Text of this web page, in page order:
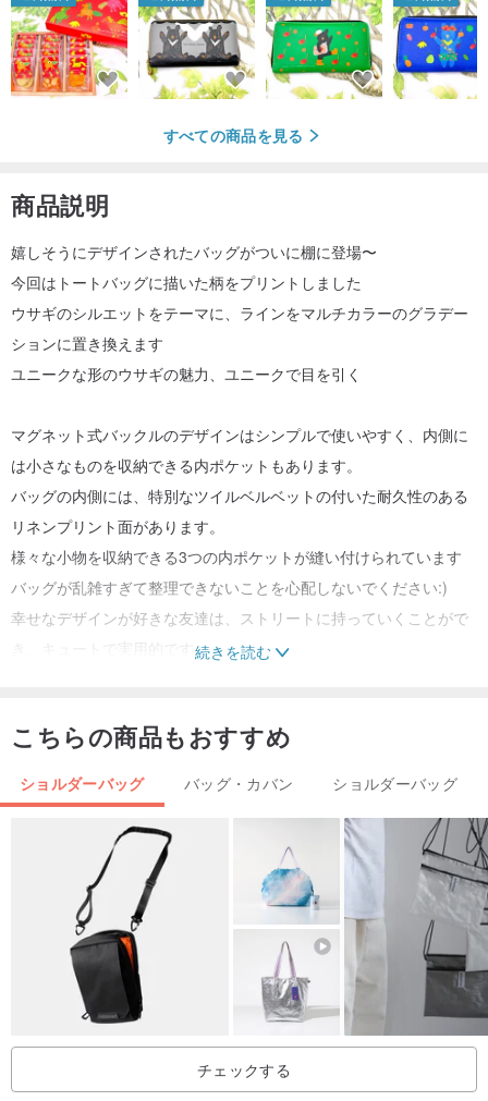
すべての商品を見る
商品説明
嬉しそうにデザインされたバッグがついに棚に登場〜
今回はトートバッグに描いた柄をプリントしました
ウサギのシルエットをテーマに、ラインをマルチカラーのグラデー
ションに置き換えます
ユニークな形のウサギの魅力、ユニークで目を引く
マグネット式バックルのデザインはシンプルで使いやすく、内側に
は小さなものを収納できる内ポケットもあります。
バッグの内側には、特別なツイルベルベットの付いた耐久性のある
リネンプリント面があります。
様々な小物を収納できる3つの内ポケットが縫い付けられています
バッグが乱雑すぎて整理できないことを心配しないでください:)
幸せなデザインが好きな友達は、ストリートに持っていくことがで
き、キュートで実用的です。
★上質なショートベルベットプリント
**本商品は特殊プリントを施しておりますので、同じ商品でもグル
ープごとに多少の違いがある場合がございますが、これは正常で安
心してお買い求めください。
銘柄：Taste Sweety
商品名：いたずらうさぎシルエットトート
製品番号：TBG765
素材/構成：リネン、フランネル、綿、金属。
続きを読む
こちらの商品もおすすめ
ショルダーバッグ バッグ・カバン ショルダーバッグ
チェックする